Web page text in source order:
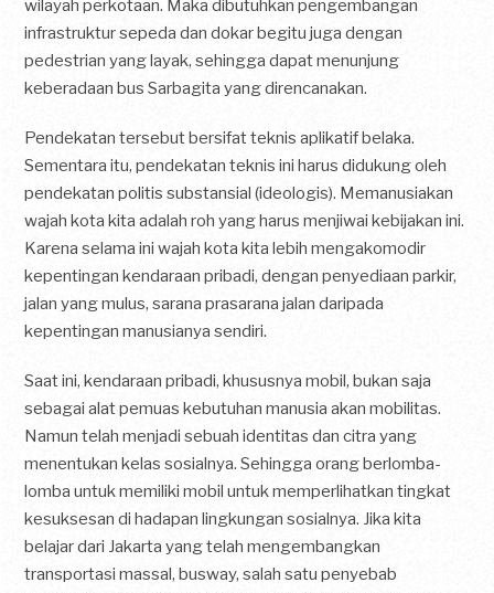
wilayah perkotaan. Maka dibutuhkan pengembangan
infrastruktur sepeda dan dokar begitu juga dengan
pedestrian yang layak, sehingga dapat menunjung
keberadaan bus Sarbagita yang direncanakan.
Pendekatan tersebut bersifat teknis aplikatif belaka.
Sementara itu, pendekatan teknis ini harus didukung oleh
pendekatan politis substansial (ideologis). Memanusiakan
wajah kota kita adalah roh yang harus menjiwai kebijakan ini.
Karena selama ini wajah kota kita lebih mengakomodir
kepentingan kendaraan pribadi, dengan penyediaan parkir,
jalan yang mulus, sarana prasarana jalan daripada
kepentingan manusianya sendiri.
Saat ini, kendaraan pribadi, khususnya mobil, bukan saja
sebagai alat pemuas kebutuhan manusia akan mobilitas.
Namun telah menjadi sebuah identitas dan citra yang
menentukan kelas sosialnya. Sehingga orang berlomba-
lomba untuk memiliki mobil untuk memperlihatkan tingkat
kesuksesan di hadapan lingkungan sosialnya. Jika kita
belajar dari Jakarta yang telah mengembangkan
transportasi massal, busway, salah satu penyebab